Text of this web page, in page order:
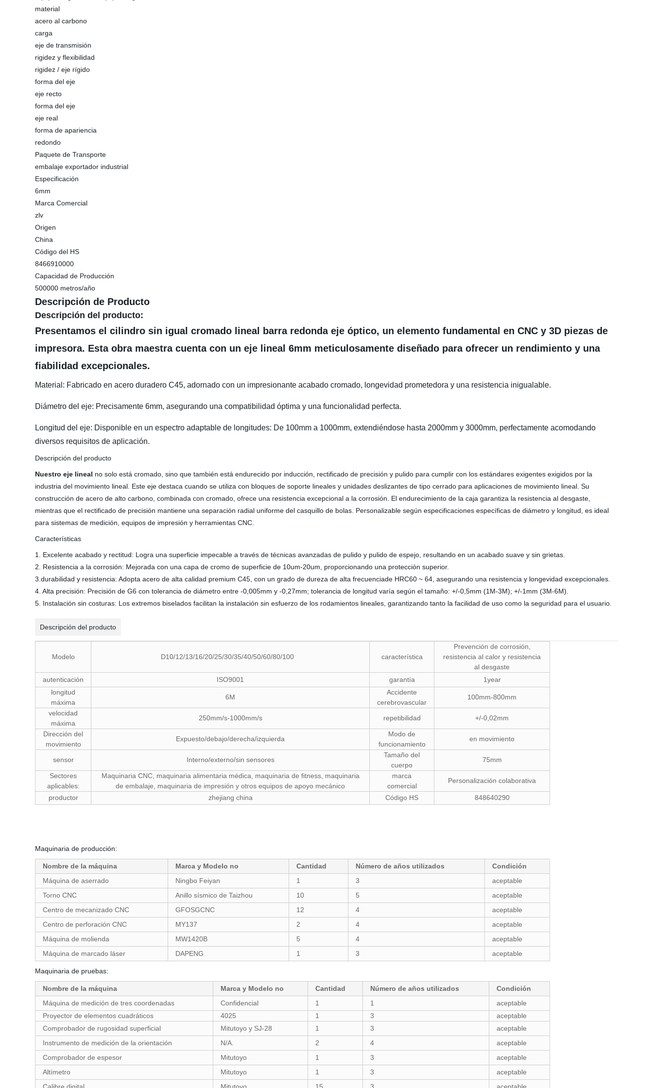
material
acero al carbono
carga
eje de transmisión
rigidez y flexibilidad
rigidez / eje rígido
forma del eje
eje recto
forma del eje
eje real
forma de apariencia
redondo
Paquete de Transporte
embalaje exportador industrial
Especificación
6mm
Marca Comercial
zlv
Origen
China
Código del HS
8466910000
Capacidad de Producción
500000 metros/año
Descripción de Producto
Descripción del producto:
Presentamos el cilindro sin igual cromado lineal barra redonda eje óptico, un elemento fundamental en CNC y 3D piezas de
impresora. Esta obra maestra cuenta con un eje lineal 6mm meticulosamente diseñado para ofrecer un rendimiento y una
fiabilidad excepcionales.
Material: Fabricado en acero duradero C45, adornado con un impresionante acabado cromado, longevidad prometedora y una resistencia inigualable.
Diámetro del eje: Precisamente 6mm, asegurando una compatibilidad óptima y una funcionalidad perfecta.
Longitud del eje: Disponible en un espectro adaptable de longitudes: De 100mm a 1000mm, extendiéndose hasta 2000mm y 3000mm, perfectamente acomodando
diversos requisitos de aplicación.
Descripción del producto
Nuestro eje lineal no solo está cromado, sino que también está endurecido por inducción, rectificado de precisión y pulido para cumplir con los estándares exigentes exigidos por la
industria del movimiento lineal. Este eje destaca cuando se utiliza con bloques de soporte lineales y unidades deslizantes de tipo cerrado para aplicaciones de movimiento lineal. Su
construcción de acero de alto carbono, combinada con cromado, ofrece una resistencia excepcional a la corrosión. El endurecimiento de la caja garantiza la resistencia al desgaste,
mientras que el rectificado de precisión mantiene una separación radial uniforme del casquillo de bolas. Personalizable según especificaciones específicas de diámetro y longitud, es ideal
para sistemas de medición, equipos de impresión y herramientas CNC.
Características
1. Excelente acabado y rectitud: Logra una superficie impecable a través de técnicas avanzadas de pulido y pulido de espejo, resultando en un acabado suave y sin grietas.
2 . Resistencia a la corrosión: Mejorada con una capa de cromo de superficie de 10um-20um, proporcionando una protección superior.
3. durabilidad y resistencia: Adopta acero de alta calidad premium C45, con un grado de dureza de alta frecuenciade HRC60 ~ 64, asegurando una resistencia y longevidad excepcionales.
4. Alta precisión: Precisión de G6 con tolerancia de diámetro entre -0,005mm y -0,27mm; tolerancia de longitud varía según el tamaño: +/-0,5mm (1M-3M); +/-1mm (3M-6M).
5. Instalación sin costuras: Los extremos biselados facilitan la instalación sin esfuerzo de los rodamientos lineales, garantizando tanto la facilidad de uso como la seguridad para el usuario.
Descripción del producto
Modelo D10/12/13/16/20/25/30/35/40/50/60/80/100 característica
Prevención de corrosión,
resistencia al calor y resistencia
al desgaste
autenticación
ISO9001 garantía
1year
longitud
máxima
6M
Accidente
cerebrovascular
100mm-800mm
velocidad
máxima
250mm/s-1000mm/s repetibilidad +/-0,02mm
Dirección del
movimiento
Expuesto/debajo/derecha/izquierda
Modo de
funcionamiento
en movimiento
sensor Interno/externo/sin sensores
Tamaño del
cuerpo
75mm
Sectores
aplicables:
Maquinaria CNC, maquinaria alimentaria médica, maquinaria de fitness, maquinaria
de embalaje, maquinaria de impresión y otros equipos de apoyo mecánico
marca
comercial
Personalización colaborativa
productor zhejiang china Código HS 848640290
Maquinaria de producción:
Nombre de la máquina Marca y Modelo no Cantidad Número de años utilizados
Condición
Máquina de aserrado
Ningbo Feiyan 1 3
aceptable
Torno CNC
Anillo sísmico de Taizhou 10 5
aceptable
Centro de mecanizado CNC
GFOSGCNC 12 4
aceptable
Centro de perforación CNC
MY137 2 4
aceptable
Máquina de molienda
MW1420B 5 4
aceptable
Máquina de marcado láser
DAPENG 1 3 aceptable
Maquinaria de pruebas:
Nombre de la máquina Marca y Modelo no Cantidad Número de años utilizados
Condición
Máquina de medición de tres coordenadas
Confidencial 1 1
aceptable
Proyector de elementos cuadráticos
4025 1 3
aceptable
Comprobador de rugosidad superficial
Mitutoyo y SJ-28 1 3
aceptable
Instrumento de medición de la orientación
N/A. 2 4
aceptable
Comprobador de espesor
Mitutoyo 1 3
aceptable
Altímetro
Mitutoyo 1 3
aceptable